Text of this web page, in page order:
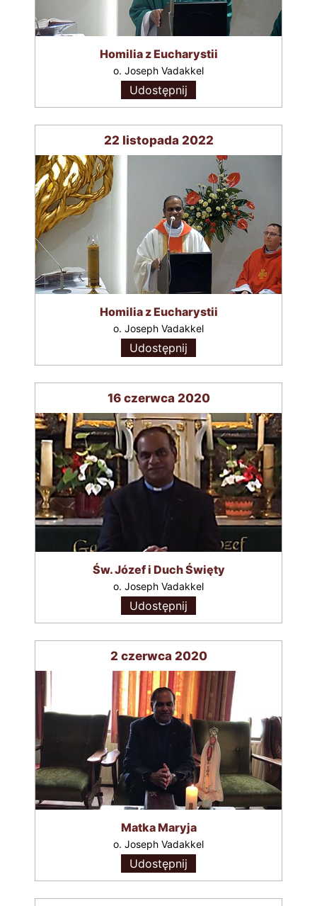
Homilia z Eucharystii
o. Joseph Vadakkel
Udostępnij
22 listopada 2022
Homilia z Eucharystii
o. Joseph Vadakkel
Udostępnij
16 czerwca 2020
Św. Józef i Duch Święty
o. Joseph Vadakkel
Udostępnij
2 czerwca 2020
Matka Maryja
o. Joseph Vadakkel
Udostępnij